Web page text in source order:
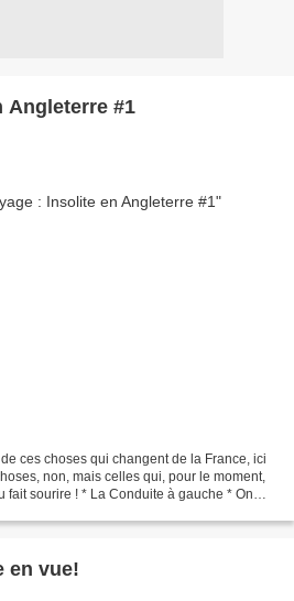
Angleterre #1
ces choses qui changent de la France, ici
non, mais celles qui, pour le moment,
fait sourire ! * La Conduite à gauche * On
en vue!